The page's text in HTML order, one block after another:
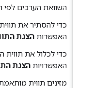
השוואת הערכים לפי
כדי להסתיר את תווית
האפשרותהצגת התווית.
כדי לכלול את תווית
האפשרויותהצגת התווית
מזינים תווית מותאמת